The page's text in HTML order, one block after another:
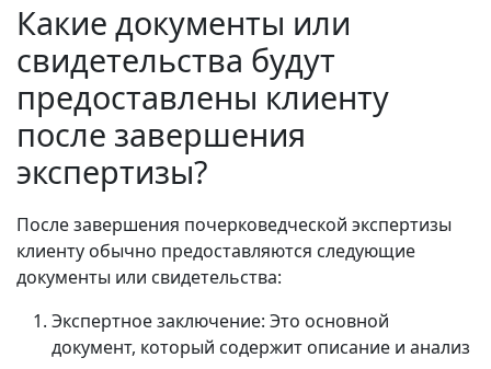
Какие документы или
свидетельства будут
предоставлены клиенту
после завершения
экспертизы?
После завершения почерковедческой экспертизы
клиенту обычно предоставляются следующие
документы или свидетельства:
Экспертное заключение: Это основной
документ, который содержит описание и анализ